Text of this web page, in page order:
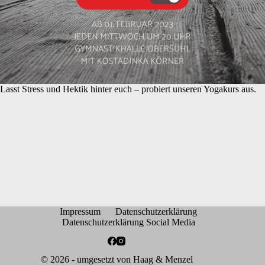
Lasst Stress und Hektik hinter euch – probiert unseren Yogakurs aus.
Impressum
Datenschutzerklärung
Datenschutzerklärung Social Media
© 2026 - umgesetzt von Haag & Menzel